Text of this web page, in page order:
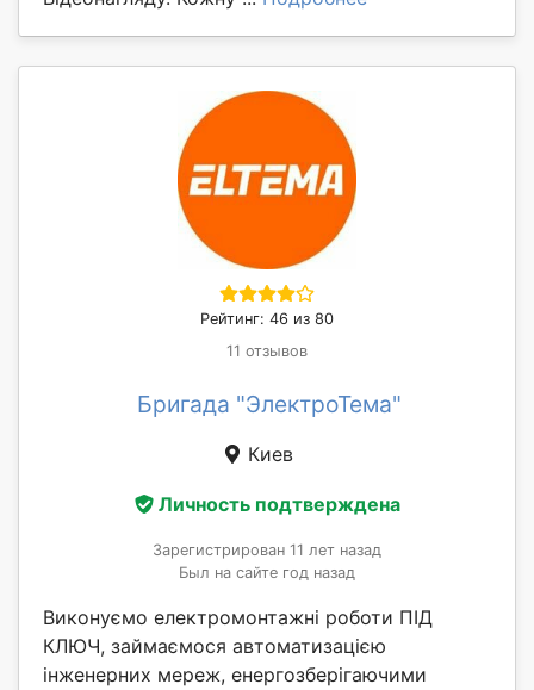
Рейтинг: 46 из 80
11 отзывов
Бригада "ЭлектроТема"
Киев
Личность подтверждена
Зарегистрирован 11 лет назад
Был на сайте год назад
Виконуємо електромонтажні роботи ПІД
КЛЮЧ, займаємося автоматизацією
інженерних мереж, енергозберігаючими